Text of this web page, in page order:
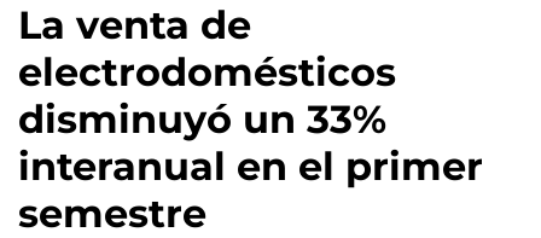
La venta de
electrodomésticos
disminuyó un 33%
interanual en el primer
semestre